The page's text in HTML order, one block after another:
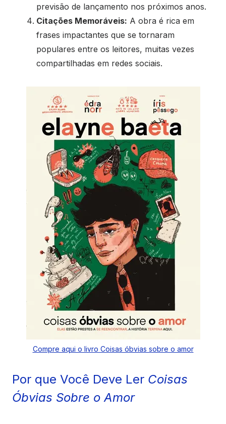
previsão de lançamento nos próximos anos.
Citações Memoráveis: A obra é rica em
frases impactantes que se tornaram
populares entre os leitores, muitas vezes
compartilhadas em redes sociais.
Compre aqui o livro Coisas óbvias sobre o amor
Por que Você Deve Ler Coisas
Óbvias Sobre o Amor